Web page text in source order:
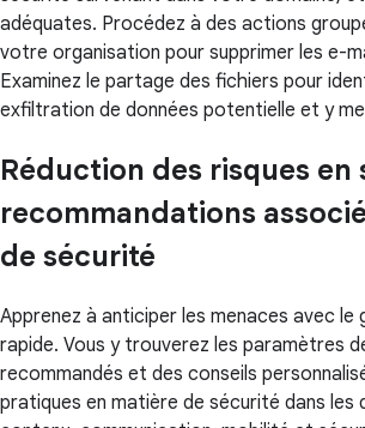
adéquates. Procédez à des actions
votre organisation pour supprimer les e-
Examinez le partage des fichiers pour
exfiltration de données potentielle et y
Réduction des risques en
recommandations
de sécurité
Apprenez à anticiper les menaces avec le
rapide. Vous y trouverez les paramètres
recommandés et des conseils
pratiques en matière de sécurité dans les